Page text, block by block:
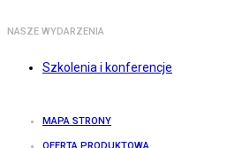
NASZE WYDARZENIA
Szkolenia i konferencje
MAPA STRONY